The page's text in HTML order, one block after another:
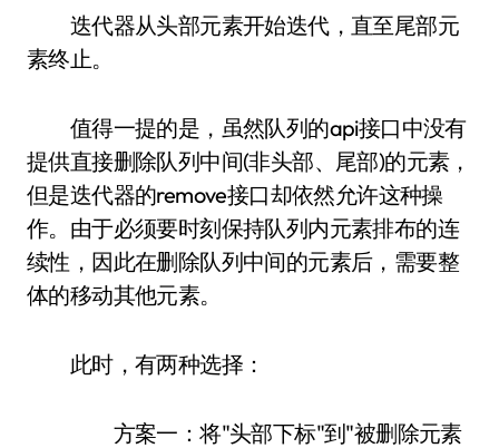
迭代器从头部元素开始迭代，直至尾部元
素终止。
值得一提的是，虽然队列的api接口中没有
提供直接删除队列中间(非头部、尾部)的元素，
但是迭代器的remove接口却依然允许这种操
作。由于必须要时刻保持队列内元素排布的连
续性，因此在删除队列中间的元素后，需要整
体的移动其他元素。
此时，有两种选择：
方案一：将"头部下标"到"被删除元素